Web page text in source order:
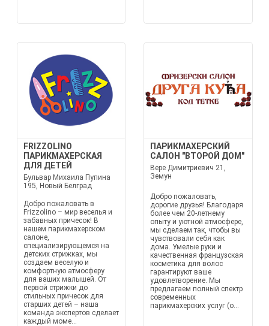
FRIZZOLINO
ПАРИКМАХЕРСКАЯ
ДЛЯ ДЕТЕЙ
Бульвар Михаила Пупина
195, Новый Белград
Добро пожаловать в
Frizzolino – мир веселья и
забавных причесок! В
нашем парикмахерском
салоне,
специализирующемся на
детских стрижках, мы
создаем веселую и
комфортную атмосферу
для ваших малышей. От
первой стрижки до
стильных причесок для
старших детей – наша
команда экспертов сделает
каждый моме...
ПАРИКМАХЕРСКИЙ
САЛОН "ВТОРОЙ ДОМ"
Вере Димитриевич 21,
Земун
Добро пожаловать,
дорогие друзья! Благодаря
более чем 20-летнему
опыту и уютной атмосфере,
мы сделаем так, чтобы вы
чувствовали себя как
дома. Умелые руки и
качественная французская
косметика для волос
гарантируют ваше
удовлетворение. Мы
предлагаем полный спектр
современных
парикмахерских услуг (о...